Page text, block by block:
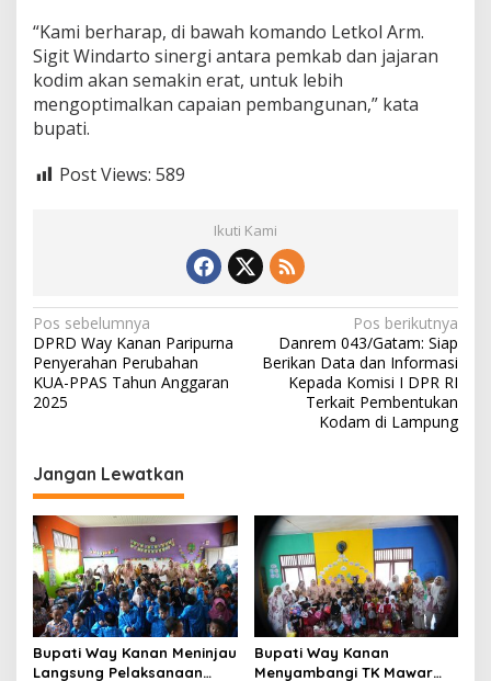
“Kami berharap, di bawah komando Letkol Arm.
Sigit Windarto sinergi antara pemkab dan jajaran
kodim akan semakin erat, untuk lebih
mengoptimalkan capaian pembangunan,” kata
bupati.
Post Views: 589
Ikuti Kami
N
a
v
a
s
i
p
o
s
Pos sebelumnya
DPRD Way Kanan Paripurna
Penyerahan Perubahan
KUA-PPAS Tahun Anggaran
2025
Pos berikutnya
Danrem 043/Gatam: Siap
Berikan Data dan Informasi
Kepada Komisi I DPR RI
Terkait Pembentukan
Kodam di Lampung
Jangan Lewatkan
Bupati Way Kanan Meninjau
Langsung Pelaksanaan
Bupati Way Kanan
Menyambangi TK Mawar